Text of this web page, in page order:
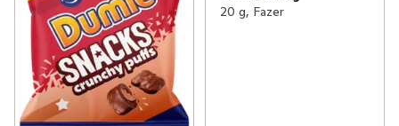
20 g, Fazer